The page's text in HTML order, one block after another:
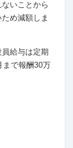
いことから
め減額しま
給与は定期
まで報酬30万